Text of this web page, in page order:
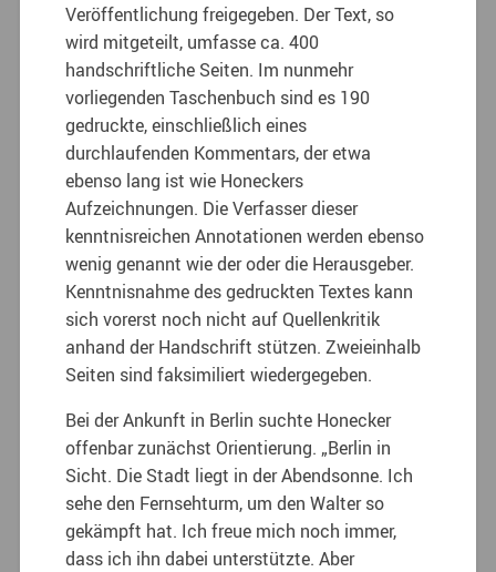
Veröffentlichung freigegeben. Der Text, so
wird mitgeteilt, umfasse ca. 400
handschriftliche Seiten. Im nunmehr
vorliegenden Taschenbuch sind es 190
gedruckte, einschließlich eines
durchlaufenden Kommentars, der etwa
ebenso lang ist wie Honeckers
Aufzeichnungen. Die Verfasser dieser
kenntnisreichen Annotationen werden ebenso
wenig genannt wie der oder die Herausgeber.
Kenntnisnahme des gedruckten Textes kann
sich vorerst noch nicht auf Quellenkritik
anhand der Handschrift stützen. Zweieinhalb
Seiten sind faksimiliert wiedergegeben.
Bei der Ankunft in Berlin suchte Honecker
offenbar zunächst Orientierung. „Berlin in
Sicht. Die Stadt liegt in der Abendsonne. Ich
sehe den Fernsehturm, um den Walter so
gekämpft hat. Ich freue mich noch immer,
dass ich ihn dabei unterstützte. Aber